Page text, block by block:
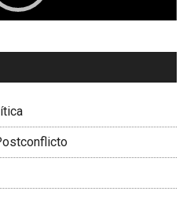
01:04
Presidenta Corporación